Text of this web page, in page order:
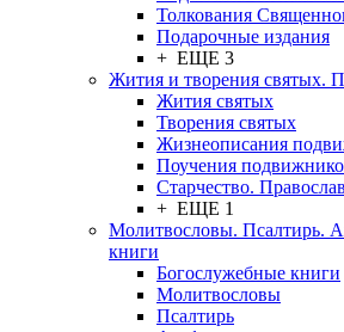
Толкования
Подарочные издания
+ ЕЩЕ 3
Жития и творения святых.
Жития святых
Творения святых
Жизнеописания
Поучения
Старчество.
+ ЕЩЕ 1
Молитвословы. Псалтирь.
книги
Богослужебные книги
Молитвословы
Псалтирь